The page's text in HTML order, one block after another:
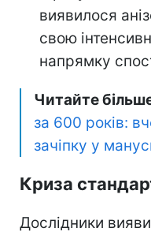
виявилося
свою
напрямку
Читайте
за 600 років:
зачіпку у
Криза
Дослідники